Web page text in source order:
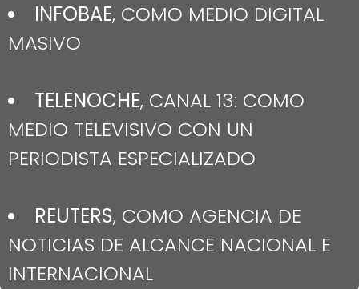
INFOBAE, COMO MEDIO DIGITAL
MASIVO
TELENOCHE, CANAL 13: COMO
MEDIO TELEVISIVO CON UN
PERIODISTA ESPECIALIZADO
REUTERS, COMO AGENCIA DE
NOTICIAS DE ALCANCE NACIONAL E
INTERNACIONAL